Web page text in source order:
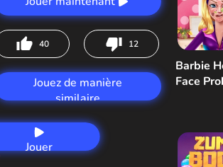
Jouer
40 12
Jouez de manière
similaire
Barbie
Face